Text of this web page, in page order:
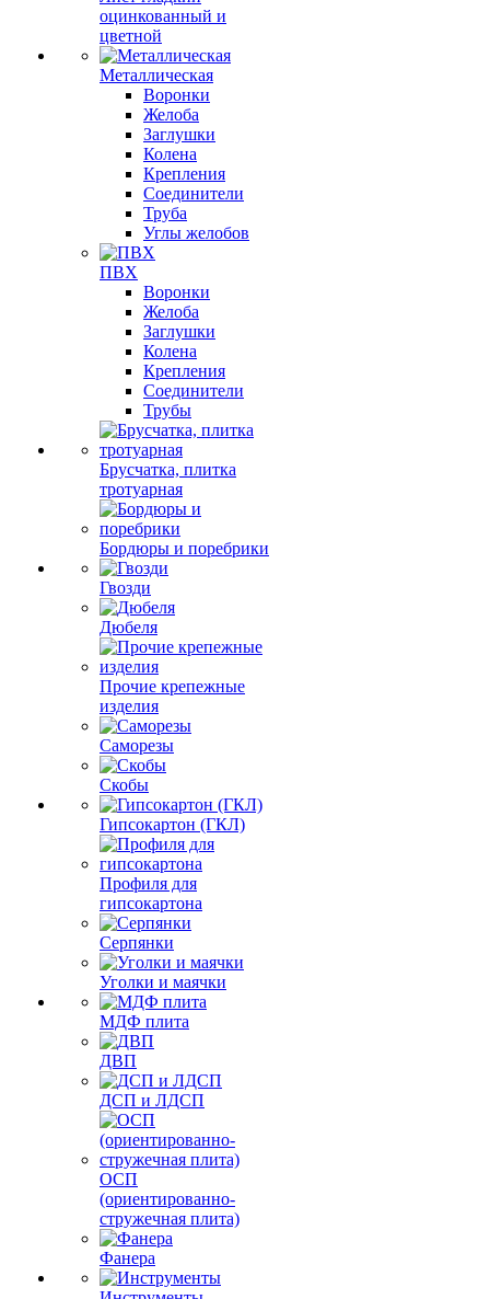
оцинкованный и
цветной
Металлическая
Воронки
Желоба
Заглушки
Колена
Крепления
Соединители
Труба
Углы желобов
ПВХ
Воронки
Желоба
Заглушки
Колена
Крепления
Соединители
Трубы
Брусчатка, плитка
тротуарная
Бордюры и поребрики
Гвозди
Дюбеля
Прочие крепежные
изделия
Саморезы
Скобы
Гипсокартон (ГКЛ)
Профиля для
гипсокартона
Серпянки
Уголки и маячки
МДФ плита
ДВП
ДСП и ЛДСП
ОСП
(ориентированно-
стружечная плита)
Фанера